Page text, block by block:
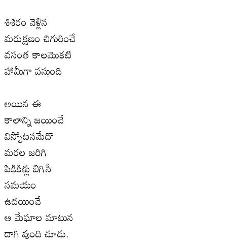
శిశిరం వెళ్లిన
మరుక్షణం చిగురించే
వసంత కాలమొకటి
హామీగా వస్తుంది
అయిన ఈ
కాలాన్ని జయించే
విస్పోటనమేదొ
మరల జరిగి
పిడికిళ్లు బిగిసే
సమయం
ఉదయించే
ఆ మేఘాల మాటున
దాగి వుంది చూడు.